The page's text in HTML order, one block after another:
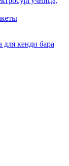
кенди бара